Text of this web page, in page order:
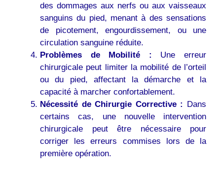
des dommages aux nerfs ou aux vaisseaux
sanguins du pied, menant à des sensations
de picotement, engourdissement, ou une
circulation sanguine réduite.
Problèmes de Mobilité : Une erreur
chirurgicale peut limiter la mobilité de l’orteil
ou du pied, affectant la démarche et la
capacité à marcher confortablement.
Nécessité de Chirurgie Corrective : Dans
certains cas, une nouvelle intervention
chirurgicale peut être nécessaire pour
corriger les erreurs commises lors de la
première opération.